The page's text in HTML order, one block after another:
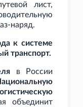
лист,
наряд.
к системе
транспорт.
в России
объединит